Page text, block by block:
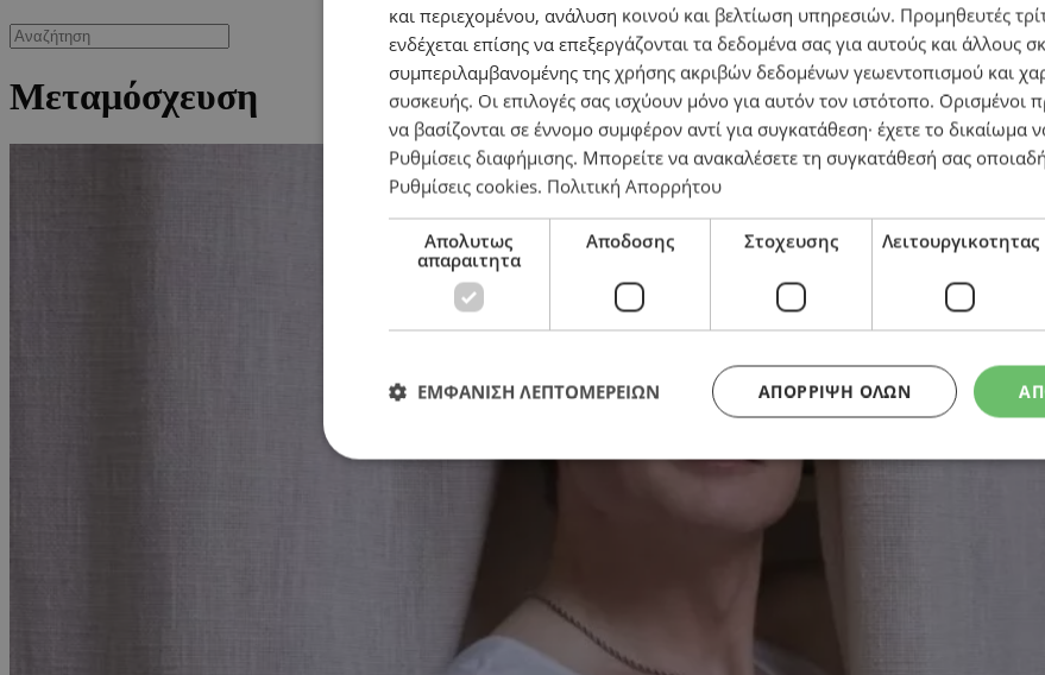
Μεταμόσχευση
και περιεχομένου, ανάλυση κοινού και βελτίωση υπηρεσιών. Προμηθευτές
ενδέχεται επίσης να επεξεργάζονται τα δεδομένα σας για αυτούς και άλλους
συμπεριλαμβανομένης της χρήσης ακριβών δεδομένων γεωεντοπισμού και
συσκευής. Οι επιλογές σας ισχύουν μόνο για αυτόν τον ιστότοπο. Ορισμένοι
να βασίζονται σε έννομο συμφέρον αντί για συγκατάθεση· έχετε το δικαίωμα
Ρυθμίσεις διαφήμισης. Μπορείτε να ανακαλέσετε τη συγκατάθεσή σας
Ρυθμίσεις cookies. Πολιτική Απορρήτου
Απολυτως
απαραιτητα
Αποδοσης Στοχευσης Λειτουργικοτητας
ΑΠΌΡΡΙΨΗ ΌΛΩΝ
ΕΜΦΑΝΙΣΗ ΛΕΠΤΟΜΕΡΕΙΩΝ